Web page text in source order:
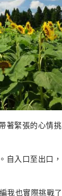
著緊張的心情挑
自入口至出口，
我也實際挑戰了